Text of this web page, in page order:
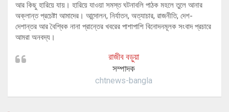
আর কিছু হারিয়ে যায়। হারিয়ে যাওয়া সমস্ত ঘটনাবলি পাঠক মহলে তুলে আনার
অক্লান্ত প্রচেষ্টা আমাদের। আন্দোলন, নির্যাতন, অত্যাচার, রাজনীতি, দেশ-
দেশান্তর আর বৈশ্বিক নানা প্রান্তের খবরের পাশাপাশি বিনোদনমূলক সংবাদ প্রচারে
আমরা অনবদ্য।
রাজীব বড়ুয়া
সম্পাদক
chtnews-bangla